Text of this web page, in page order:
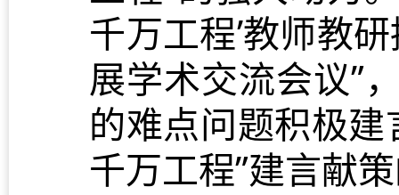
千万工程’教师教
展学术交流会议”
的难点问题积极
千万工程”建言献